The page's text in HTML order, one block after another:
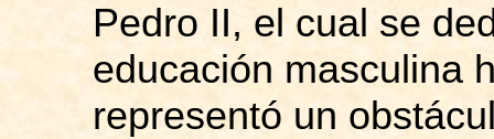
Pedro II, el cual se
educación masculina
representó un